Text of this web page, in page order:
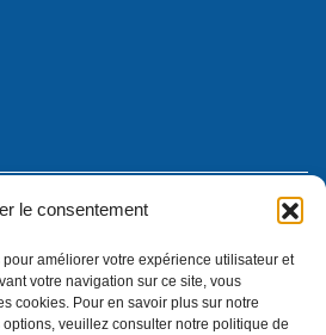
le consentement
améliorer votre expérience utilisateur et
votre navigation sur ce site, vous
cookies. Pour en savoir plus sur notre
veuillez consulter notre politique de
de Rouyn-Noranda |Politique de